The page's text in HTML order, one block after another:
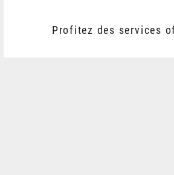
Profitez des services